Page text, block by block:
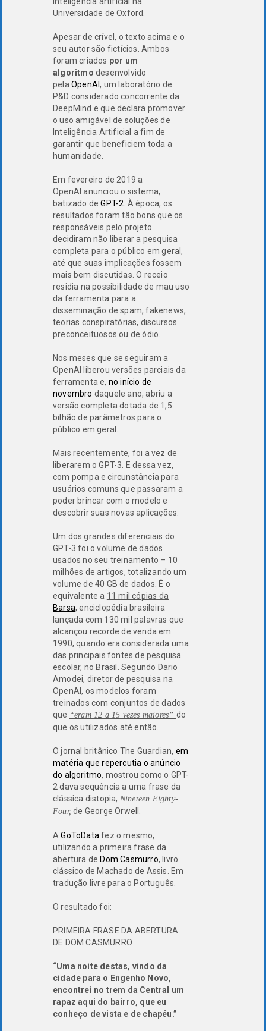
Universidade de Oxford.
Apesar de crível, o texto acima e o
seu autor são fictícios. Ambos
foram criados por um
algoritmo desenvolvido
pela OpenAI, um laboratório de
P&D considerado concorrente da
DeepMind e que declara promover
o uso amigável de soluções de
Inteligência Artificial a fim de
garantir que beneficiem toda a
humanidade.
Em fevereiro de 2019 a
OpenAI anunciou o sistema,
batizado deGPT-2 . À época, os
resultados foram tão bons que os
responsáveis pelo projeto
decidiram não liberar a pesquisa
completa para o público em geral,
até que suas implicações fossem
mais bem discutidas. O receio
residia na possibilidade de mau uso
da ferramenta para a
disseminação de spam, fakenews,
teorias conspiratórias, discursos
preconceituosos ou de ódio.
Nos meses que se seguiram a
OpenAI liberou versões parciais da
ferramenta e, no início de
novembro daquele ano, abriu a
versão completa dotada de 1,5
bilhão de parâmetros para o
público em geral.
Mais recentemente, foi a vez de
liberarem o GPT-3. E dessa vez,
com pompa e circunstância para
usuários comuns que passaram a
poder brincar com o modelo e
descobrir suas novas aplicações.
Um dos grandes diferenciais do
GPT-3 foi o volume de dados
usados no seu treinamento – 10
milhões de artigos, totalizando um
volume de 40 GB de dados. É o
equivalente a 11 mil cópias da
Barsa, enciclopédia brasileira
lançada com 130 mil palavras que
alcançou recorde de venda em
1990, quando era considerada uma
das principais fontes de pesquisa
escolar, no Brasil. Segundo Dario
Amodei, diretor de pesquisa na
OpenAI, os modelos foram
treinados com conjuntos de dados
que “eram 12 a 15 vezes maiores” do
que os utilizados até então.
O jornal britânico The Guardian, em
matéria que repercutia o anúncio
do algoritmo, mostrou como o GPT-
2 dava sequência a uma frase da
clássica distopia, Nineteen Eighty-
Four, de George Orwell.
AGoToData fez o mesmo,
utilizando a primeira frase da
abertura de Dom Casmurro, livro
clássico de Machado de Assis. Em
tradução livre para o Português.
O resultado foi:
PRIMEIRA FRASE DA ABERTURA
DE DOM CASMURRO
“Uma noite destas, vindo da
cidade para o Engenho Novo,
encontrei no trem da Central um
rapaz aqui do bairro, que eu
conheço de vista e de chapéu.”